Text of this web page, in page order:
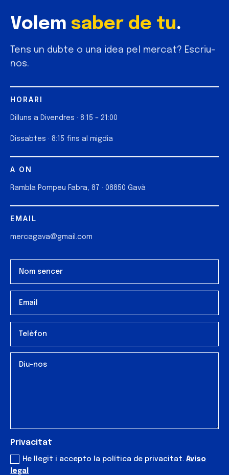
Volem saber de tu.
Tens un dubte o una idea pel mercat? Escriu-
nos.
HORARI
Dilluns a Divendres · 8:15 – 21:00
Dissabtes · 8:15 fins al migdia
A ON
Rambla Pompeu Fabra, 87 · 08850 Gavà
EMAIL
mercagava@gmail.com
Privacitat
He llegit i accepto la política de privacitat.Aviso
legal